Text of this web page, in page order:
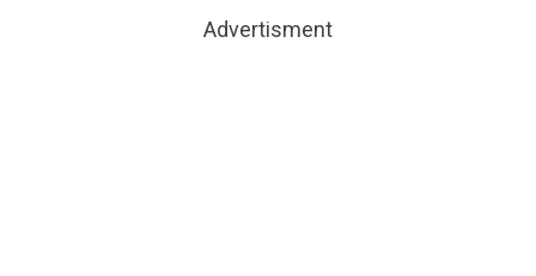
Advertisment